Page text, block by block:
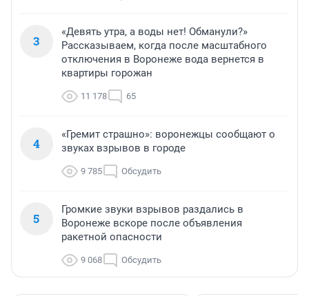
3
«Девять утра, а воды нет! Обманули?»
Рассказываем, когда после масштабного
отключения в Воронеже вода вернется в
квартиры горожан
11 178 65
4
«Гремит страшно»: воронежцы сообщают о
звуках взрывов в городе
9 785 Обсудить
5
Громкие звуки взрывов раздались в
Воронеже вскоре после объявления
ракетной опасности
9 068 Обсудить